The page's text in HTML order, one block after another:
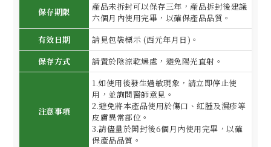
保存期限
產品未拆封可以保存三年，產品拆封後建議
六個月內使用完畢，以確保產品品質。
有效日期
請見包裝標示 (西元年月日)。
保存方式
請置於陰涼乾燥處，避免陽光直射。
注意事項
1.如使用後發生過敏現象，請立即停止使
用，並詢問醫師意見。
2.避免將本產品使用於傷口、紅腫及濕疹等
皮膚異常部位。
3.請儘量於開封後6個月內使用完畢，以確
保產品品質。